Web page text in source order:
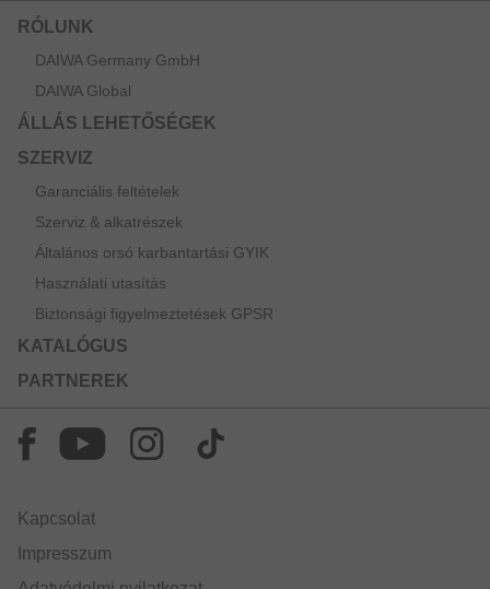
RÓLUNK
DAIWA Germany GmbH
DAIWA Global
ÁLLÁS LEHETŐSÉGEK
SZERVIZ
Garanciális feltételek
Szerviz & alkatrészek
Általános orsó karbantartási GYIK
Használati utasítás
Biztonsági figyelmeztetések GPSR
KATALÓGUS
PARTNEREK
Kapcsolat
Impresszum